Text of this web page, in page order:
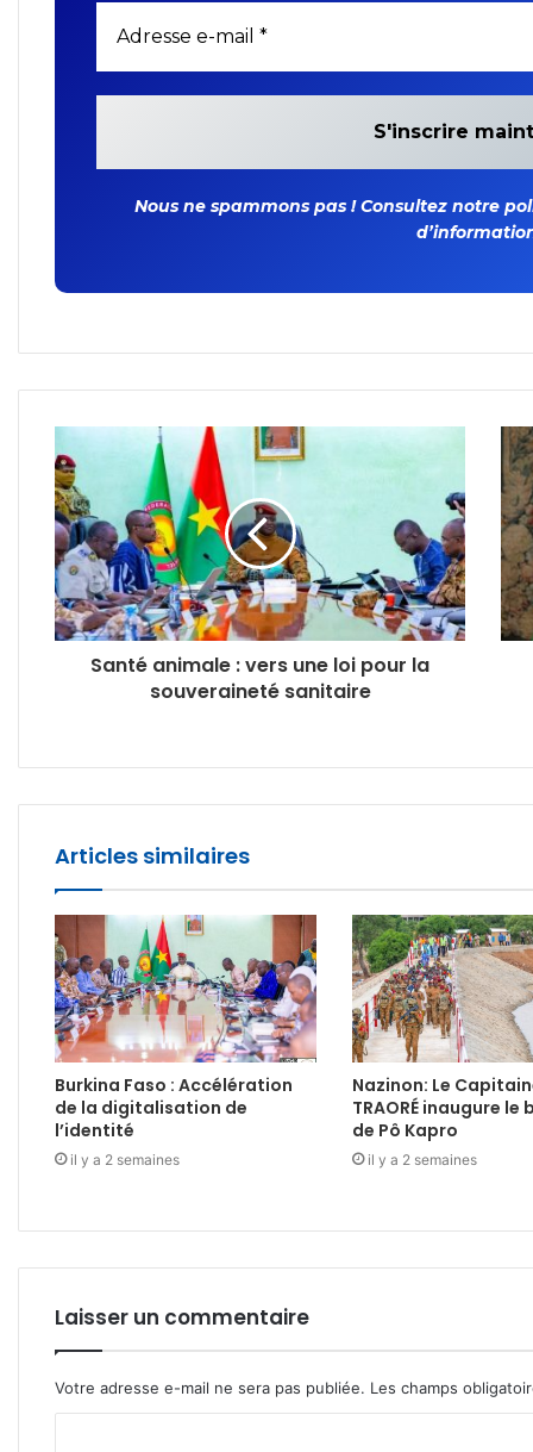
Nous ne spammons pas ! Consultez notre
Santé animale : vers une loi pour la
souveraineté sanitaire
Articles similaires
Burkina Faso : Accélération
de la digitalisation de
l’identité
il y a 2 semaines
Nazinon: Le
TRAORÉ inaugure le
de Pô Kapro
il y a 2 semaines
Laisser un commentaire
Votre adresse e-mail ne sera pas publiée. Les champs